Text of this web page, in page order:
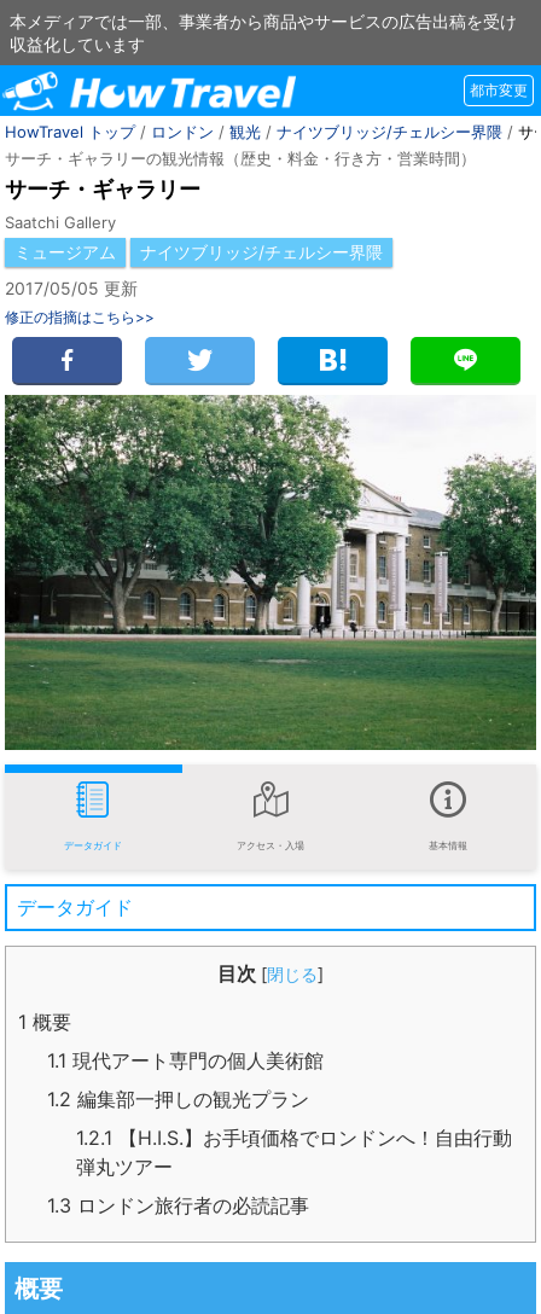
本メディアでは一部、事業者から商品やサービスの広告出稿を受け
収益化しています
都市変更
HowTravel トップ/ ロンドン / 観光 / ナイツブリッジ/チェルシー界隈 / サ
サーチ・ギャラリーの観光情報（歴史・料金・行き方・営業時間）
サーチ・ギャラリー
Saatchi Gallery
ミュージアム
ナイツブリッジ/チェルシー界隈
2017/05/05 更新
修正の指摘はこちら>>
データガイド アクセス・入場 基本情報
データガイド
目次 [閉じる]
1 概要
1.1 現代アート専門の個人美術館
1.2 編集部一押しの観光プラン
1.2.1 【H.I.S.】お手頃価格でロンドンへ！自由行動
弾丸ツアー
1.3 ロンドン旅行者の必読記事
概要